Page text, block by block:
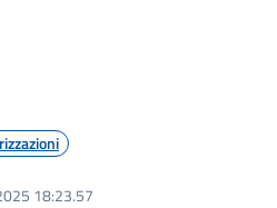
18:23.57